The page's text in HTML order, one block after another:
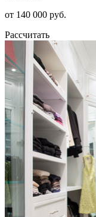
от 140 000 руб.
Рассчитать